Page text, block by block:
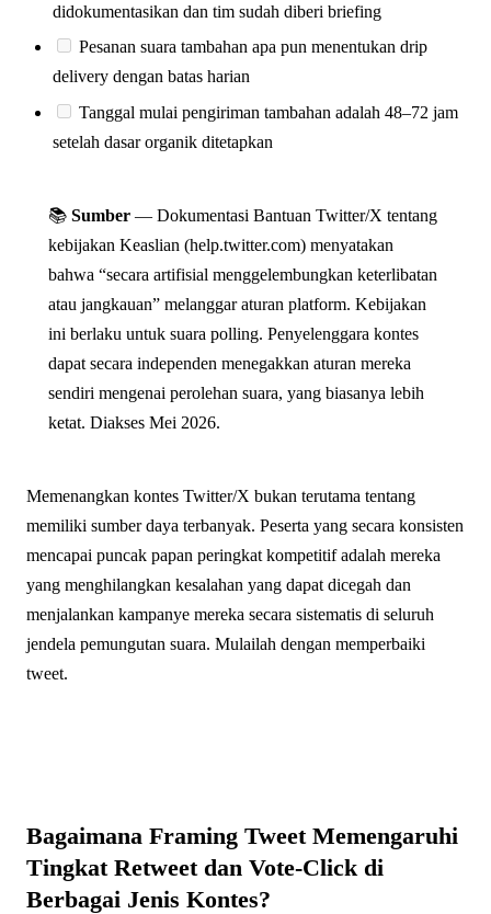
didokumentasikan dan tim sudah diberi briefing
Pesanan suara tambahan apa pun menentukan drip
delivery dengan batas harian
Tanggal mulai pengiriman tambahan adalah 48–72 jam
setelah dasar organik ditetapkan
📚 Sumber — Dokumentasi Bantuan Twitter/X tentang
kebijakan Keaslian (help.twitter.com) menyatakan
bahwa “secara artifisial menggelembungkan keterlibatan
atau jangkauan” melanggar aturan platform. Kebijakan
ini berlaku untuk suara polling. Penyelenggara kontes
dapat secara independen menegakkan aturan mereka
sendiri mengenai perolehan suara, yang biasanya lebih
ketat. Diakses Mei 2026.
Memenangkan kontes Twitter/X bukan terutama tentang
memiliki sumber daya terbanyak. Peserta yang secara konsisten
mencapai puncak papan peringkat kompetitif adalah mereka
yang menghilangkan kesalahan yang dapat dicegah dan
menjalankan kampanye mereka secara sistematis di seluruh
jendela pemungutan suara. Mulailah dengan memperbaiki
tweet.
Bagaimana Framing Tweet Memengaruhi
Tingkat Retweet dan Vote-Click di
Berbagai Jenis Kontes?